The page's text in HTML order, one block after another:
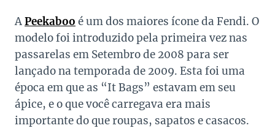
APeekaboo é um dos maiores ícone da Fendi. O
modelo foi introduzido pela primeira vez nas
passarelas em Setembro de 2008 para ser
lançado na temporada de 2009. Esta foi uma
época em que as “It Bags” estavam em seu
ápice, e o que você carregava era mais
importante do que roupas, sapatos e casacos.